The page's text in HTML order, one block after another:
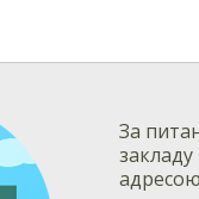
За
адресою